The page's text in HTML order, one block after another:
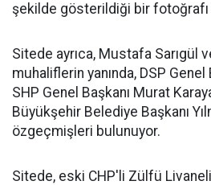
şekilde gösterildiği bir fotoğrafı
Sitede ayrıca, Mustafa Sarıgül
muhaliflerin yanında, DSP Genel
SHP Genel Başkanı Murat
Büyükşehir Belediye Başkanı
özgeçmişleri bulunuyor.
Sitede, eski CHP'li Zülfü